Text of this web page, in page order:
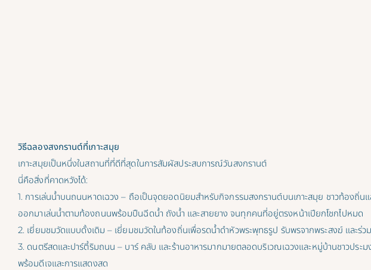
วิธีฉลองสงกรานต์ที่เกาะสมุย
เกาะสมุยเป็นหนึ่งในสถานที่ที่ดีที่สุดในการสัมผัสประสบการณ์วันสงกรานต์
นี่คือสิ่งที่คาดหวังได้:
1. การเล่นน้ำบนถนนหาดเฉวง – ถือเป็นจุดยอดนิยมสำหรับกิจกรรมสงกรานต์บนเกาะสมุย ชาวท้องถิ่น
ออกมาเล่นน้ำตามท้องถนนพร้อมปืนฉีดน้ำ ถังน้ำ และสายยาง จนทุกคนที่อยู่ตรงหน้าเปียกโชกไปหมด
2. เยี่ยมชมวัดแบบดั้งเดิม – เยี่ยมชมวัดในท้องถิ่นเพื่อรดน้ำดำหัวพระพุทธรูป รับพรจากพระสงฆ์ และร่
3. ดนตรีสดและปาร์ตี้ริมถนน – บาร์ คลับ และร้านอาหารมากมายตลอดบริเวณเฉวงและหมู่บ้านชาวประ
พร้อมดีเจและการแสดงสด